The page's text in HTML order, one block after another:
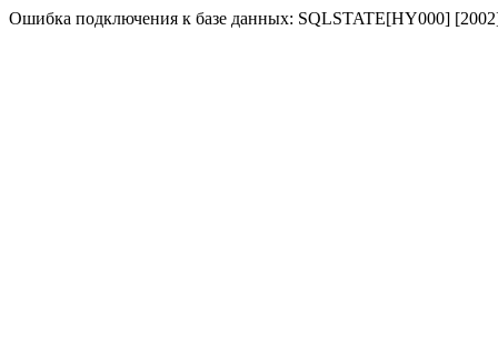
Ошибка подключения к базе данных: SQLSTATE[HY000]